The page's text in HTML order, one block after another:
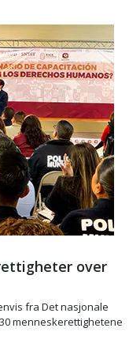
over
fra Det nasjonale
menneskerettighetene